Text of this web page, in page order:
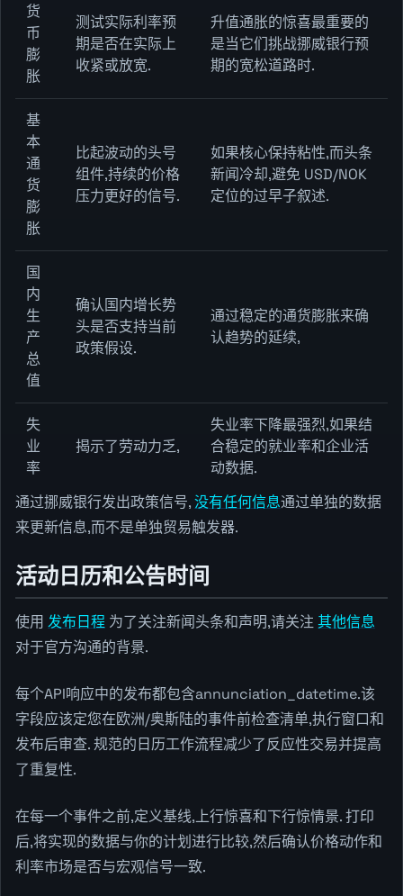
货
币
膨
胀
测试实际利率预
期是否在实际上
收紧或放宽.
升值通胀的惊喜最重要的
是当它们挑战挪威银行预
期的宽松道路时.
基
本
通
货
膨
胀
比起波动的头号
组件,持续的价格
压力更好的信号.
如果核心保持粘性,而头条
新闻冷却,避免 USD/NOK
定位的过早子叙述.
国
内
生
产
总
值
确认国内增长势
头是否支持当前
政策假设.
通过稳定的通货膨胀来确
认趋势的延续,
失
业
率
揭示了劳动力乏,
失业率下降最强烈,如果结
合稳定的就业率和企业活
动数据.
通过挪威银行发出政策信号,没有任何信息通过单独的数据
来更新信息,而不是单独贸易触发器.
活动日历和公告时间
使用 发布日程 为了关注新闻头条和声明,请关注 其他信息
对于官方沟通的背景.
每个API响应中的发布都包含annunciation_datetime.该
字段应该定您在欧洲/奥斯陆的事件前检查清单,执行窗口和
发布后审查. 规范的日历工作流程减少了反应性交易并提高
了重复性.
在每一个事件之前,定义基线,上行惊喜和下行惊情景. 打印
后,将实现的数据与你的计划进行比较,然后确认价格动作和
利率市场是否与宏观信号一致.